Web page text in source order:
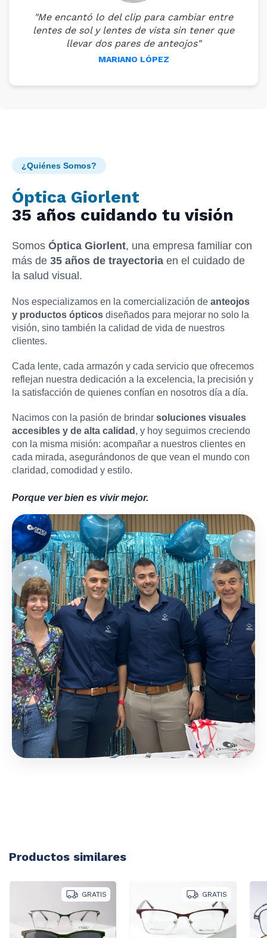
"Me encantó lo del clip para cambiar entre
lentes de sol y lentes de vista sin tener que
llevar dos pares de anteojos"
MARIANO LÓPEZ
¿Quiénes Somos?
Óptica Giorlent
35 años cuidando tu visión
Somos Óptica Giorlent, una empresa familiar con
más de 35 años de trayectoria en el cuidado de
la salud visual.
Nos especializamos en la comercialización de anteojos
y productos ópticos diseñados para mejorar no solo la
visión, sino también la calidad de vida de nuestros
clientes.
Cada lente, cada armazón y cada servicio que ofrecemos
reflejan nuestra dedicación a la excelencia, la precisión y
la satisfacción de quienes confían en nosotros día a día.
Nacimos con la pasión de brindar soluciones visuales
accesibles y de alta calidad , y hoy seguimos creciendo
con la misma misión: acompañar a nuestros clientes en
cada mirada, asegurándonos de que vean el mundo con
claridad, comodidad y estilo.
Porque ver bien es vivir mejor.
Productos similares
GRATIS GRATIS